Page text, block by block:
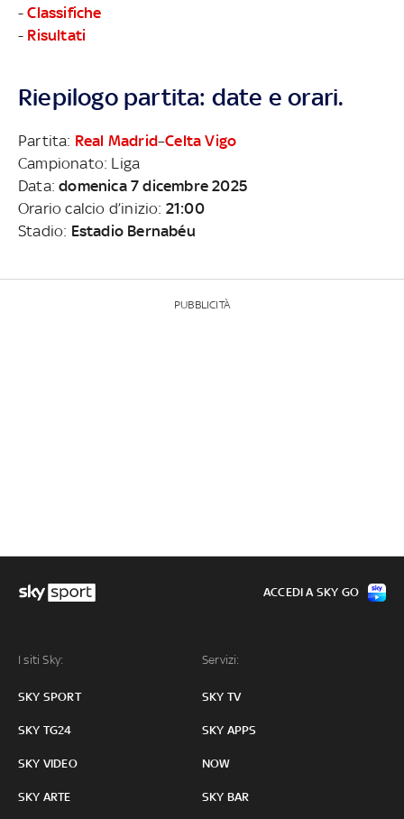
-Classifiche
- Risultati
Riepilogo partita: date e orari.
Partita: Real Madrid–Celta Vigo
Campionato: Liga
Data:domenica 7 dicembre 2025
Orario calcio d’inizio: 21:00
Stadio: Estadio Bernabéu
PUBBLICITÀ
I siti Sky:
SKY SPORT
SKY TG24
SKY VIDEO
SKY ARTE
Servizi:
SKY TV
SKY APPS
NOW
SKY BAR
ACCEDI A SKY GO